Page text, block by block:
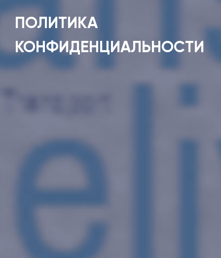
ПОЛИТИКА
КОНФИДЕНЦИАЛЬНОСТИ